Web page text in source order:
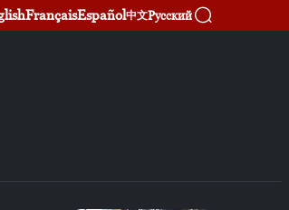
FrançaisEspañol中文Русский